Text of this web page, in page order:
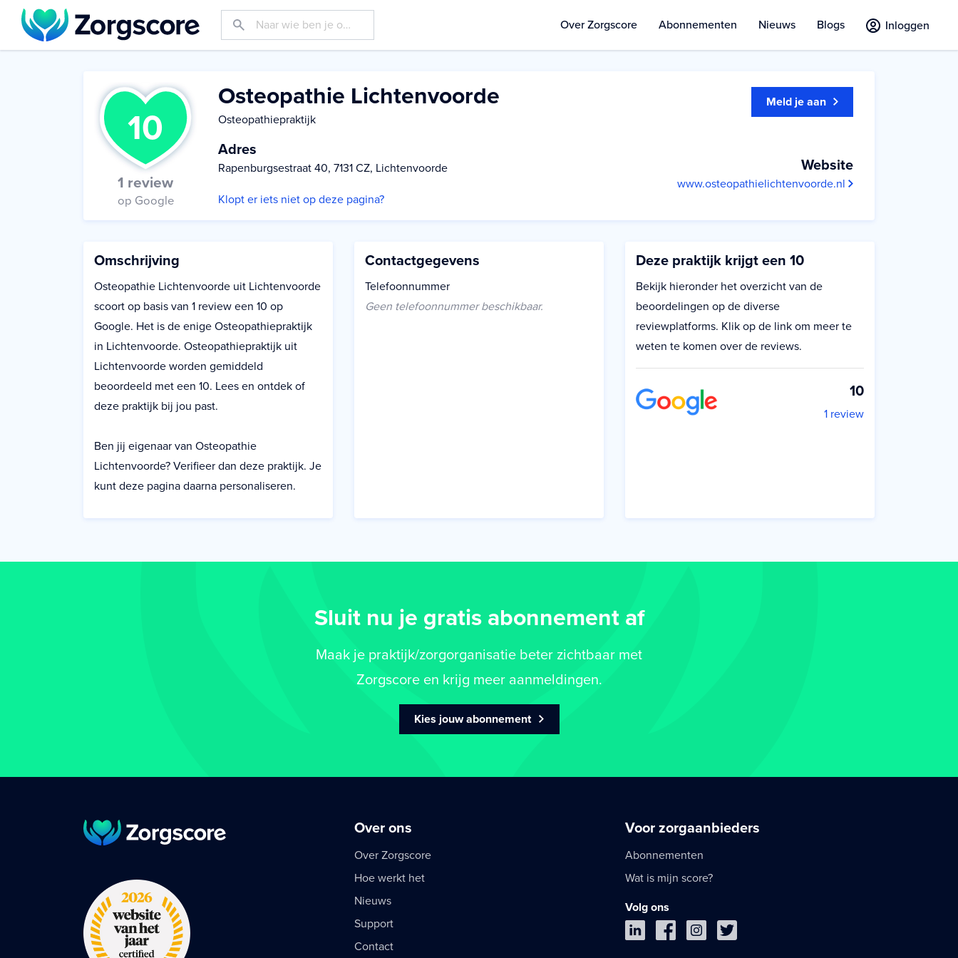
Over Zorgscore Abonnementen Nieuws Blogs Inloggen
10
1 review
op Google
Osteopathie Lichtenvoorde
Osteopathiepraktijk
Adres
Rapenburgsestraat 40, 7131 CZ, Lichtenvoorde
Klopt er iets niet op deze pagina?
Meld je aan
Website
www.osteopathielichtenvoorde.nl
Omschrijving
Osteopathie Lichtenvoorde uit Lichtenvoorde
scoort op basis van 1 review een 10 op
Google. Het is de enige Osteopathiepraktijk
in Lichtenvoorde. Osteopathiepraktijk uit
Lichtenvoorde worden gemiddeld
beoordeeld met een 10. Lees en ontdek of
deze praktijk bij jou past.
Ben jij eigenaar van Osteopathie
Lichtenvoorde? Verifieer dan deze praktijk. Je
kunt deze pagina daarna personaliseren.
Contactgegevens
Telefoonnummer
Geen telefoonnummer beschikbaar.
Deze praktijk krijgt een 10
Bekijk hieronder het overzicht van de
beoordelingen op de diverse
reviewplatforms. Klik op de link om meer te
weten te komen over de reviews.
10
1 review
Sluit nu je gratis abonnement af
Maak je praktijk/zorgorganisatie beter zichtbaar met
Zorgscore en krijg meer aanmeldingen.
Kies jouw abonnement
Over ons
Over Zorgscore
Hoe werkt het
Nieuws
Support
Contact
Voor zorgaanbieders
Abonnementen
Wat is mijn score?
Volg ons